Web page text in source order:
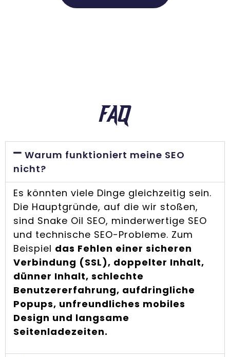
FAQ
Warum funktioniert meine SEO
nicht?
Es könnten viele Dinge gleichzeitig sein.
Die Hauptgründe, auf die wir stoßen,
sind Snake Oil SEO, minderwertige SEO
und technische SEO-Probleme. Zum
Beispiel das Fehlen einer sicheren
Verbindung (SSL), doppelter Inhalt,
dünner Inhalt, schlechte
Benutzererfahrung, aufdringliche
Popups, unfreundliches mobiles
Design und langsame
Seitenladezeiten.